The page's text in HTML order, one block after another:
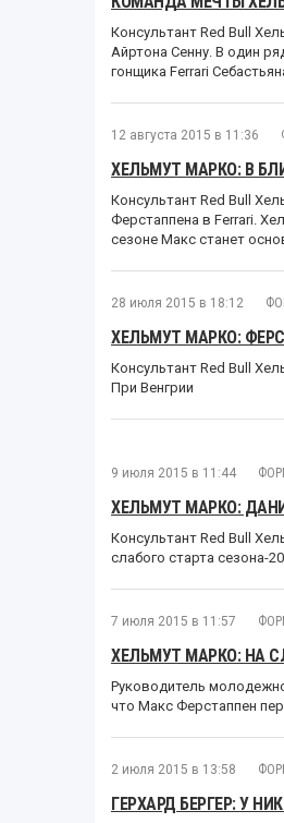
Консультант Red Bull
Айртона Сенну. В один
гонщика Ferrari
12 августа 2015 в 11:36
ХЕЛЬМУТ МАРКО: В
Консультант Red Bull
Ферстаппена в Ferrari.
сезоне Макс станет
28 июля 2015 в 18:12
ХЕЛЬМУТ МАРКО:
Консультант Red Bull
При Венгрии
9 июля 2015 в 11:44
ХЕЛЬМУТ МАРКО:
Консультант Red Bull
слабого старта сезона-
7 июля 2015 в 11:57
ХЕЛЬМУТ МАРКО: НА
Руководитель
что Макс Ферстаппен
2 июля 2015 в 13:58
ГЕРХАРД БЕРГЕР: У